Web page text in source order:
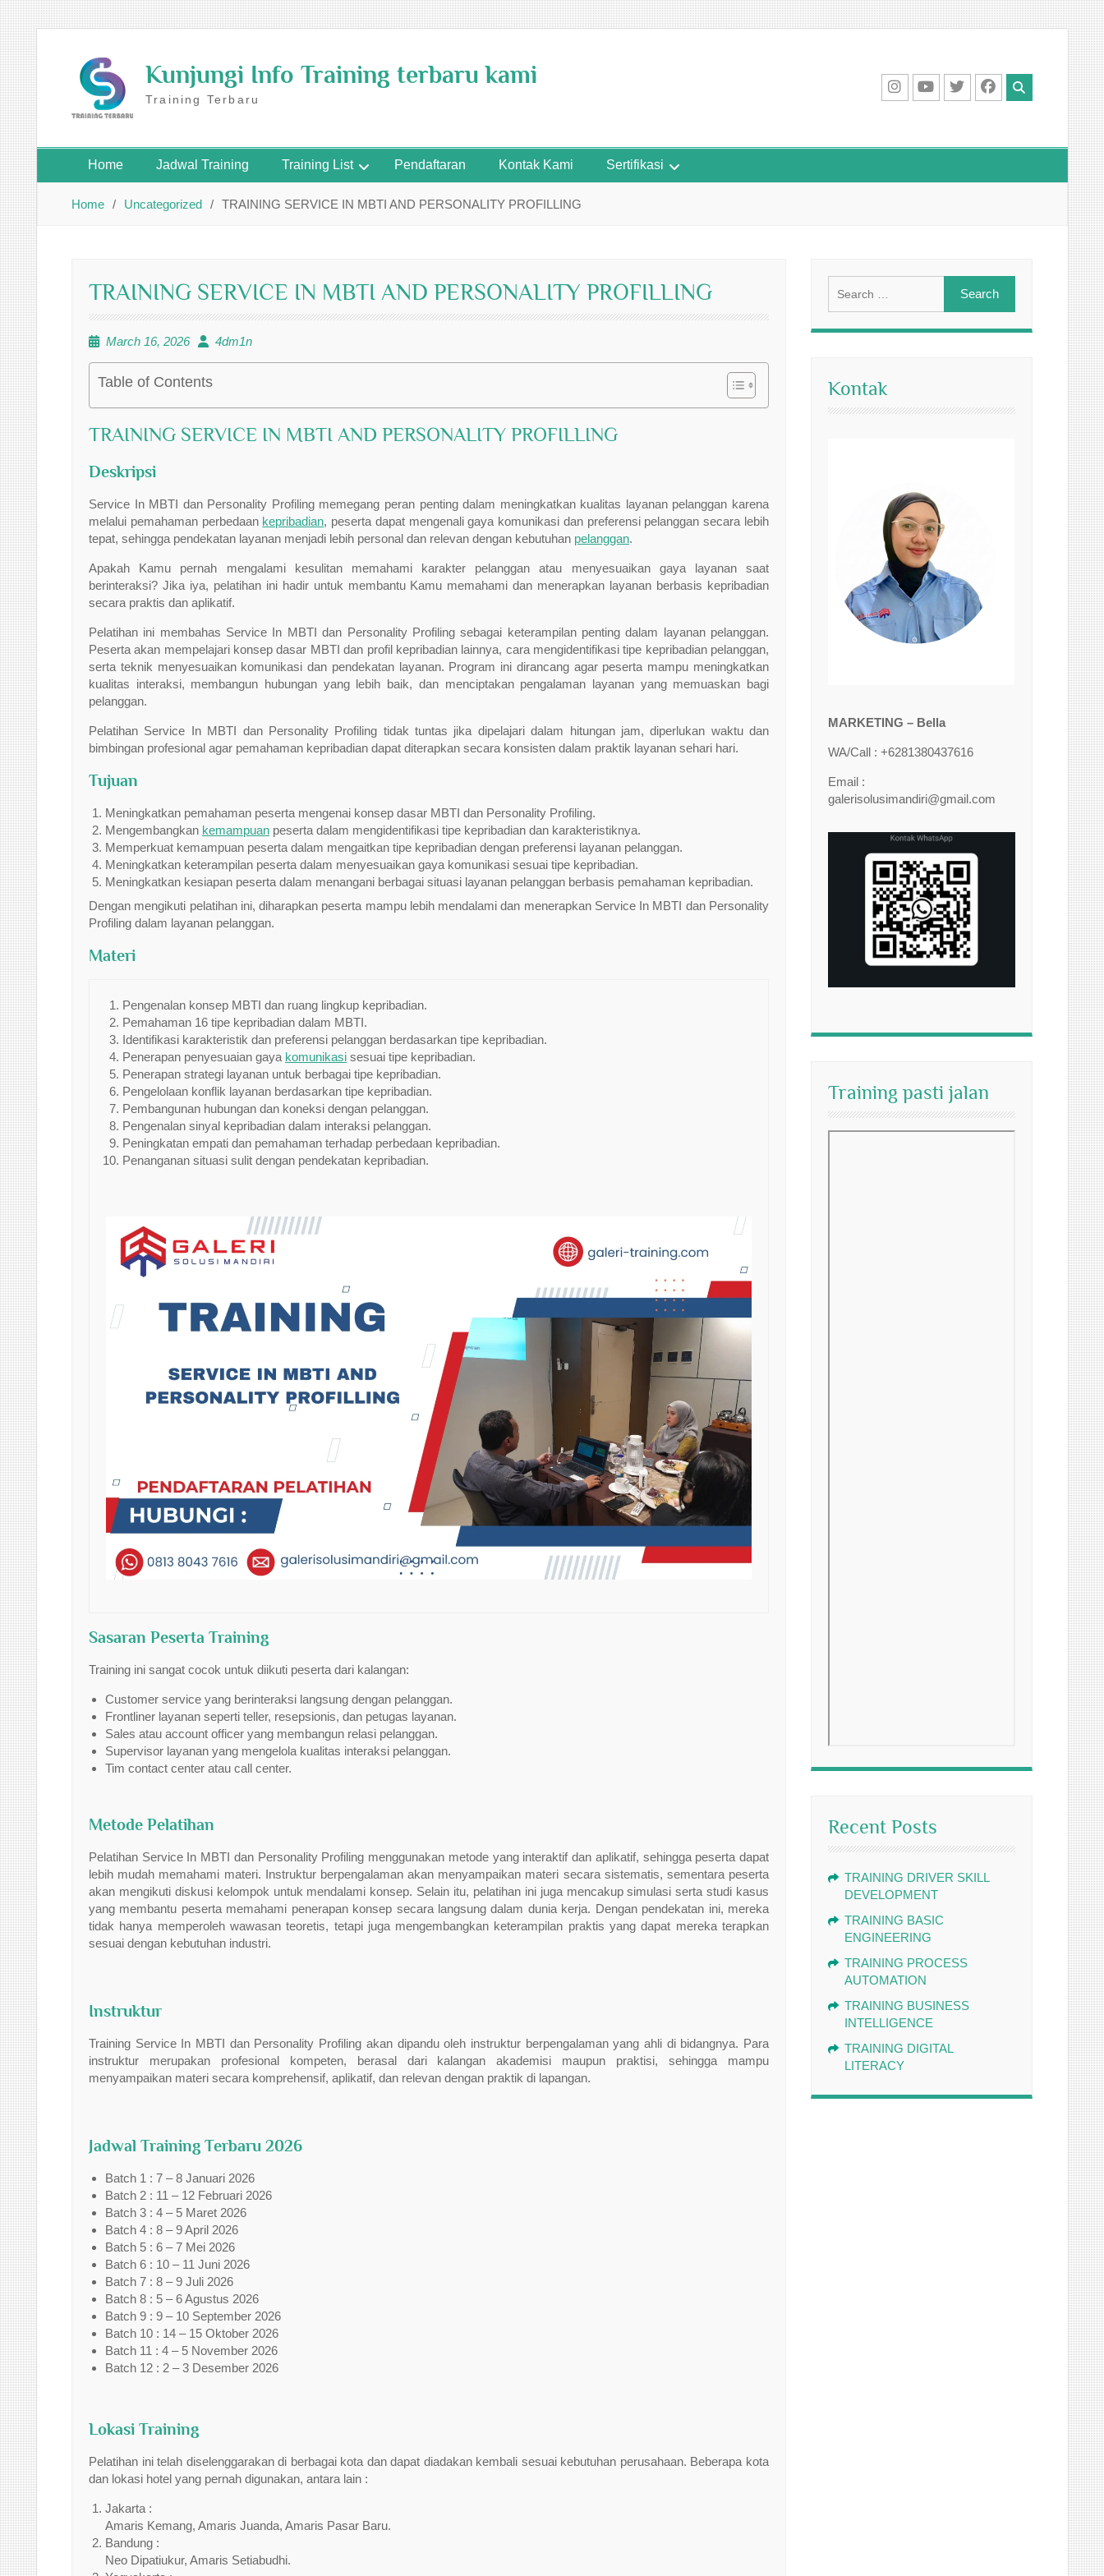
Skip
to
content
Kunjungi Info Training terbaru kami
Training Terbaru
Home Jadwal Training Training List Pendaftaran Kontak Kami Sertifikasi
Home Uncategorized TRAINING SERVICE IN MBTI AND PERSONALITY PROFILLING
TRAINING SERVICE IN MBTI AND PERSONALITY PROFILLING
March 16, 2026 4dm1n
Table of Contents
TRAINING SERVICE IN MBTI AND PERSONALITY PROFILLING
Deskripsi
Service In MBTI dan Personality Profiling memegang peran penting dalam meningkatkan kualitas layanan pelanggan karena
melalui pemahaman perbedaan kepribadian, peserta dapat mengenali gaya komunikasi dan preferensi pelanggan secara lebih
tepat, sehingga pendekatan layanan menjadi lebih personal dan relevan dengan kebutuhan pelanggan.
Apakah Kamu pernah mengalami kesulitan memahami karakter pelanggan atau menyesuaikan gaya layanan saat
berinteraksi? Jika iya, pelatihan ini hadir untuk membantu Kamu memahami dan menerapkan layanan berbasis kepribadian
secara praktis dan aplikatif.
Pelatihan ini membahas Service In MBTI dan Personality Profiling sebagai keterampilan penting dalam layanan pelanggan.
Peserta akan mempelajari konsep dasar MBTI dan profil kepribadian lainnya, cara mengidentifikasi tipe kepribadian pelanggan,
serta teknik menyesuaikan komunikasi dan pendekatan layanan. Program ini dirancang agar peserta mampu meningkatkan
kualitas interaksi, membangun hubungan yang lebih baik, dan menciptakan pengalaman layanan yang memuaskan bagi
pelanggan.
Pelatihan Service In MBTI dan Personality Profiling tidak tuntas jika dipelajari dalam hitungan jam, diperlukan waktu dan
bimbingan profesional agar pemahaman kepribadian dapat diterapkan secara konsisten dalam praktik layanan sehari hari.
Tujuan
Meningkatkan pemahaman peserta mengenai konsep dasar MBTI dan Personality Profiling.
Mengembangkan kemampuan peserta dalam mengidentifikasi tipe kepribadian dan karakteristiknya.
Memperkuat kemampuan peserta dalam mengaitkan tipe kepribadian dengan preferensi layanan pelanggan.
Meningkatkan keterampilan peserta dalam menyesuaikan gaya komunikasi sesuai tipe kepribadian.
Meningkatkan kesiapan peserta dalam menangani berbagai situasi layanan pelanggan berbasis pemahaman kepribadian.
Dengan mengikuti pelatihan ini, diharapkan peserta mampu lebih mendalami dan menerapkan Service In MBTI dan Personality
Profiling dalam layanan pelanggan.
Materi
Pengenalan konsep MBTI dan ruang lingkup kepribadian.
Pemahaman 16 tipe kepribadian dalam MBTI.
Identifikasi karakteristik dan preferensi pelanggan berdasarkan tipe kepribadian.
Penerapan penyesuaian gaya komunikasi sesuai tipe kepribadian.
Penerapan strategi layanan untuk berbagai tipe kepribadian.
Pengelolaan konflik layanan berdasarkan tipe kepribadian.
Pembangunan hubungan dan koneksi dengan pelanggan.
Pengenalan sinyal kepribadian dalam interaksi pelanggan.
Peningkatan empati dan pemahaman terhadap perbedaan kepribadian.
Penanganan situasi sulit dengan pendekatan kepribadian.
Sasaran Peserta Training
Training ini sangat cocok untuk diikuti peserta dari kalangan:
Customer service yang berinteraksi langsung dengan pelanggan.
Frontliner layanan seperti teller, resepsionis, dan petugas layanan.
Sales atau account officer yang membangun relasi pelanggan.
Supervisor layanan yang mengelola kualitas interaksi pelanggan.
Tim contact center atau call center.
Metode Pelatihan
Pelatihan Service In MBTI dan Personality Profiling menggunakan metode yang interaktif dan aplikatif, sehingga peserta dapat
lebih mudah memahami materi. Instruktur berpengalaman akan menyampaikan materi secara sistematis, sementara peserta
akan mengikuti diskusi kelompok untuk mendalami konsep. Selain itu, pelatihan ini juga mencakup simulasi serta studi kasus
yang membantu peserta memahami penerapan konsep secara langsung dalam dunia kerja. Dengan pendekatan ini, mereka
tidak hanya memperoleh wawasan teoretis, tetapi juga mengembangkan keterampilan praktis yang dapat mereka terapkan
sesuai dengan kebutuhan industri.
Instruktur
Training Service In MBTI dan Personality Profiling akan dipandu oleh instruktur berpengalaman yang ahli di bidangnya. Para
instruktur merupakan profesional kompeten, berasal dari kalangan akademisi maupun praktisi, sehingga mampu
menyampaikan materi secara komprehensif, aplikatif, dan relevan dengan praktik di lapangan.
Jadwal Training Terbaru 2026
Batch 1 : 7 – 8 Januari 2026
Batch 2 : 11 – 12 Februari 2026
Batch 3 : 4 – 5 Maret 2026
Batch 4 : 8 – 9 April 2026
Batch 5 : 6 – 7 Mei 2026
Batch 6 : 10 – 11 Juni 2026
Batch 7 : 8 – 9 Juli 2026
Batch 8 : 5 – 6 Agustus 2026
Batch 9 : 9 – 10 September 2026
Batch 10 : 14 – 15 Oktober 2026
Batch 11 : 4 – 5 November 2026
Batch 12 : 2 – 3 Desember 2026
Lokasi Training
Pelatihan ini telah diselenggarakan di berbagai kota dan dapat diadakan kembali sesuai kebutuhan perusahaan. Beberapa kota
dan lokasi hotel yang pernah digunakan, antara lain :
Jakarta :
Amaris Kemang, Amaris Juanda, Amaris Pasar Baru.
Bandung :
Neo Dipatiukur, Amaris Setiabudhi.
for:
Kontak
MARKETING – Bella
WA/Call : +6281380437616
Email :
galerisolusimandiri@gmail.com
Training pasti jalan
Recent Posts
TRAINING DRIVER SKILL
DEVELOPMENT
TRAINING BASIC
ENGINEERING
TRAINING PROCESS
AUTOMATION
TRAINING BUSINESS
INTELLIGENCE
TRAINING DIGITAL
LITERACY